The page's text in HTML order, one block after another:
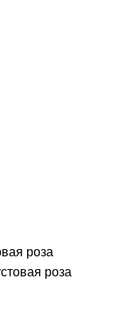
роза
роза